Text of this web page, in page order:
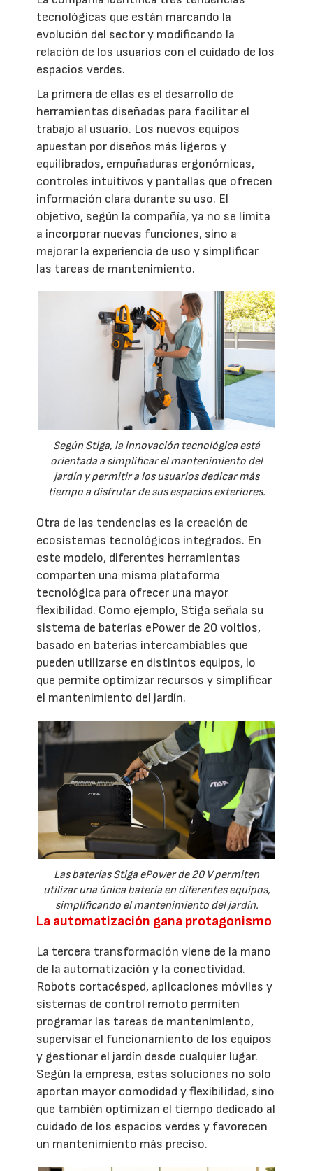
tecnológicas que están marcando la
evolución del sector y modificando la
relación de los usuarios con el cuidado de los
espacios verdes.
La primera de ellas es el desarrollo de
herramientas diseñadas para facilitar el
trabajo al usuario. Los nuevos equipos
apuestan por diseños más ligeros y
equilibrados, empuñaduras ergonómicas,
controles intuitivos y pantallas que ofrecen
información clara durante su uso. El
objetivo, según la compañía, ya no se limita
a incorporar nuevas funciones, sino a
mejorar la experiencia de uso y simplificar
las tareas de mantenimiento.
Según Stiga, la innovación tecnológica está
orientada a simplificar el mantenimiento del
jardín y permitir a los usuarios dedicar más
tiempo a disfrutar de sus espacios exteriores.
Otra de las tendencias es la creación de
ecosistemas tecnológicos integrados. En
este modelo, diferentes herramientas
comparten una misma plataforma
tecnológica para ofrecer una mayor
flexibilidad. Como ejemplo, Stiga señala su
sistema de baterías ePower de 20 voltios,
basado en baterías intercambiables que
pueden utilizarse en distintos equipos, lo
que permite optimizar recursos y simplificar
el mantenimiento del jardín.
Las baterías Stiga ePower de 20 V permiten
utilizar una única batería en diferentes equipos,
simplificando el mantenimiento del jardín.
La automatización gana protagonismo
La tercera transformación viene de la mano
de la automatización y la conectividad.
Robots cortacésped, aplicaciones móviles y
sistemas de control remoto permiten
programar las tareas de mantenimiento,
supervisar el funcionamiento de los equipos
y gestionar el jardín desde cualquier lugar.
Según la empresa, estas soluciones no solo
aportan mayor comodidad y flexibilidad, sino
que también optimizan el tiempo dedicado al
cuidado de los espacios verdes y favorecen
un mantenimiento más preciso.